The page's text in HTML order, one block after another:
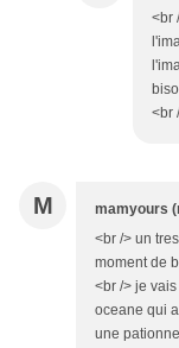
<br
<br
M mamyours
<br /> un
moment de
<br /> je
oceane qui
une